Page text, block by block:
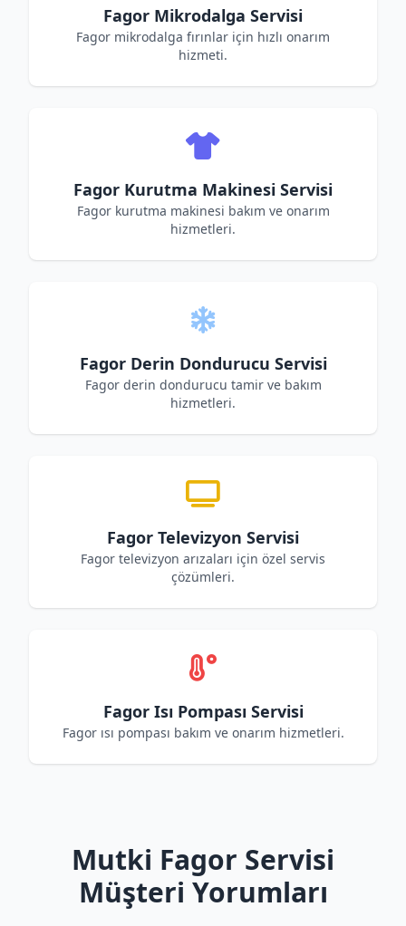
Fagor Mikrodalga Servisi
Fagor mikrodalga fırınlar için hızlı onarım
hizmeti.
Fagor Kurutma Makinesi Servisi
Fagor kurutma makinesi bakım ve onarım
hizmetleri.
Fagor Derin Dondurucu Servisi
Fagor derin dondurucu tamir ve bakım
hizmetleri.
Fagor Televizyon Servisi
Fagor televizyon arızaları için özel servis
çözümleri.
Fagor Isı Pompası Servisi
Fagor ısı pompası bakım ve onarım hizmetleri.
Mutki Fagor Servisi
Müşteri Yorumları